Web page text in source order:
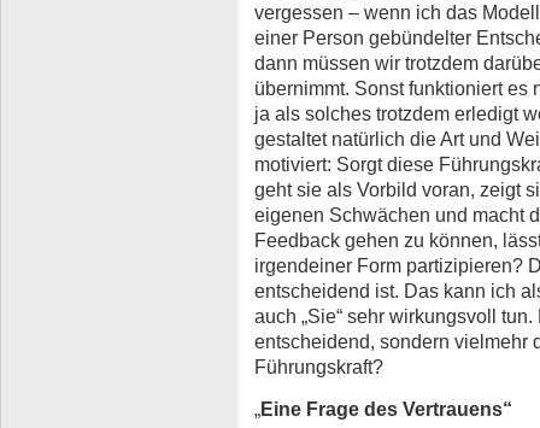
vergessen – wenn ich das
einer Person gebündelter
dann müssen wir trotzdem
übernimmt. Sonst funktioniert es
ja als solches trotzdem erledigt
gestaltet natürlich die Art und
motiviert: Sorgt diese
geht sie als Vorbild voran, zeigt
eigenen Schwächen und macht
Feedback gehen zu können,
irgendeiner Form partizipieren?
entscheidend ist. Das kann ich
auch „Sie“ sehr wirkungsvoll
entscheidend, sondern vielmehr
Führungskraft?
Eine Frage des Vertrauens“